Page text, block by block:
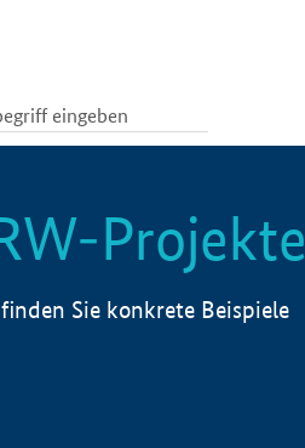
Projekte
Sie konkrete Beispiele